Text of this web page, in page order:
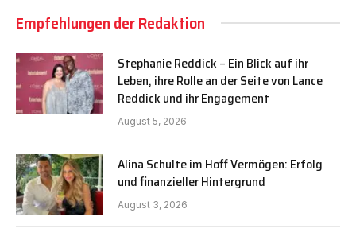
Empfehlungen der Redaktion
Stephanie Reddick – Ein Blick auf ihr
Leben, ihre Rolle an der Seite von Lance
Reddick und ihr Engagement
August 5, 2026
Alina Schulte im Hoff Vermögen: Erfolg
und finanzieller Hintergrund
August 3, 2026